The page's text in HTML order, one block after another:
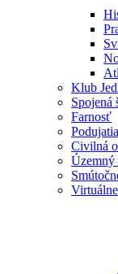
Klub
Farnosť
Podujatia
Civilná
Územný